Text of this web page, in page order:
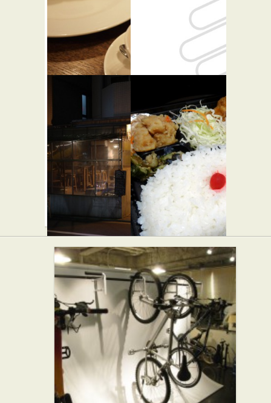
カフェ・
マメヒコ
宇田川町
★★☆
カフェ・喫茶店
Lil' Rire
カフェ・喫茶店
STAND S
★☆☆
バー・居酒屋
千葉屋
弁当・惣菜